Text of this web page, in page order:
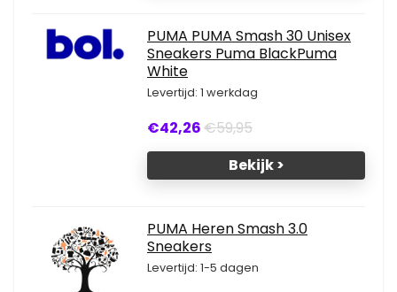
PUMA PUMA Smash 30 Unisex
Sneakers Puma BlackPuma
White
Levertijd: 1 werkdag
€42,26€59,95
Bekijk >
PUMA Heren Smash 3.0
Sneakers
Levertijd: 1-5 dagen